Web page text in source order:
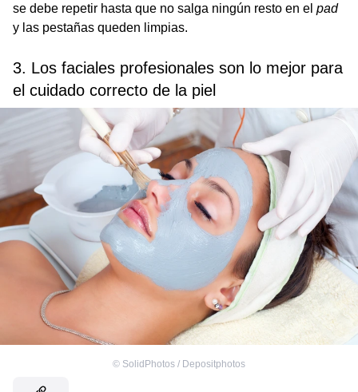
se debe repetir hasta que no salga ningún resto en el pad
y las pestañas queden limpias.
3. Los faciales profesionales son lo mejor para
el cuidado correcto de la piel
© SolidPhotos / Depositphotos